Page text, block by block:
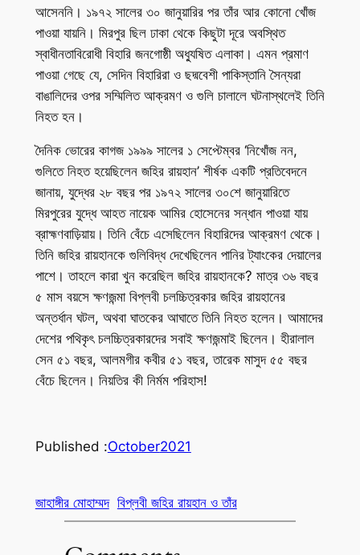
আসেননি। ১৯৭২ সালের ৩০ জানুয়ারির পর তাঁর আর কোনো খোঁজ
পাওয়া যায়নি। মিরপুর ছিল ঢাকা থেকে কিছুটা দূরে অবস্থিত
স্বাধীনতাবিরোধী বিহারি জনগোষ্ঠী অধ্যুষিত এলাকা। এমন প্রমাণ
পাওয়া গেছে যে, সেদিন বিহারিরা ও ছদ্মবেশী পাকিস্তানি সৈন্যরা
বাঙালিদের ওপর সম্মিলিত আক্রমণ ও গুলি চালালে ঘটনাস্থলেই তিনি
নিহত হন।
দৈনিক ভোরের কাগজ ১৯৯৯ সালের ১ সেপ্টেম্বর ‘নিখোঁজ নন,
গুলিতে নিহত হয়েছিলেন জহির রায়হান’ শীর্ষক একটি প্রতিবেদনে
জানায়, যুদ্ধের ২৮ বছর পর ১৯৭২ সালের ৩০শে জানুয়ারিতে
মিরপুরের যুদ্ধে আহত নায়েক আমির হোসেনের সন্ধান পাওয়া যায়
ব্রাহ্মণবাড়িয়ায়। তিনি বেঁচে এসেছিলেন বিহারিদের আক্রমণ থেকে।
তিনি জহির রায়হানকে গুলিবিদ্ধ দেখেছিলেন পানির ট্যাংকের দেয়ালের
পাশে। তাহলে কারা খুন করেছিল জহির রায়হানকে? মাত্র ৩৬ বছর
৫ মাস বয়সে ক্ষণজন্মা বিপ্লবী চলচ্চিত্রকার জহির রায়হানের
অন্তর্ধান ঘটল, অথবা ঘাতকের আঘাতে তিনি নিহত হলেন। আমাদের
দেশের পথিকৃৎ চলচ্চিত্রকারদের সবাই ক্ষণজন্মাই ছিলেন। হীরালাল
সেন ৫১ বছর, আলমগীর কবীর ৫১ বছর, তারেক মাসুদ ৫৫ বছর
বেঁচে ছিলেন। নিয়তির কী নির্মম পরিহাস!
Published :October2021
জাহাঙ্গীর মোহাম্মদ বিপ্লবী জহির রায়হান ও তাঁর